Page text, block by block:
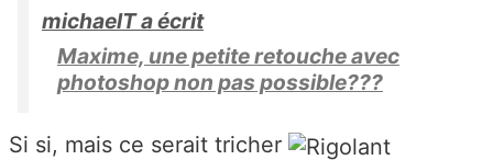
michaelT a écrit
Maxime, une petite retouche avec
photoshop non pas possible???
Si si, mais ce serait tricher